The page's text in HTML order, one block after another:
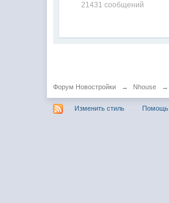
21431 сообщений
Форум Новостройки → Nhouse →
Изменить стиль Помощь